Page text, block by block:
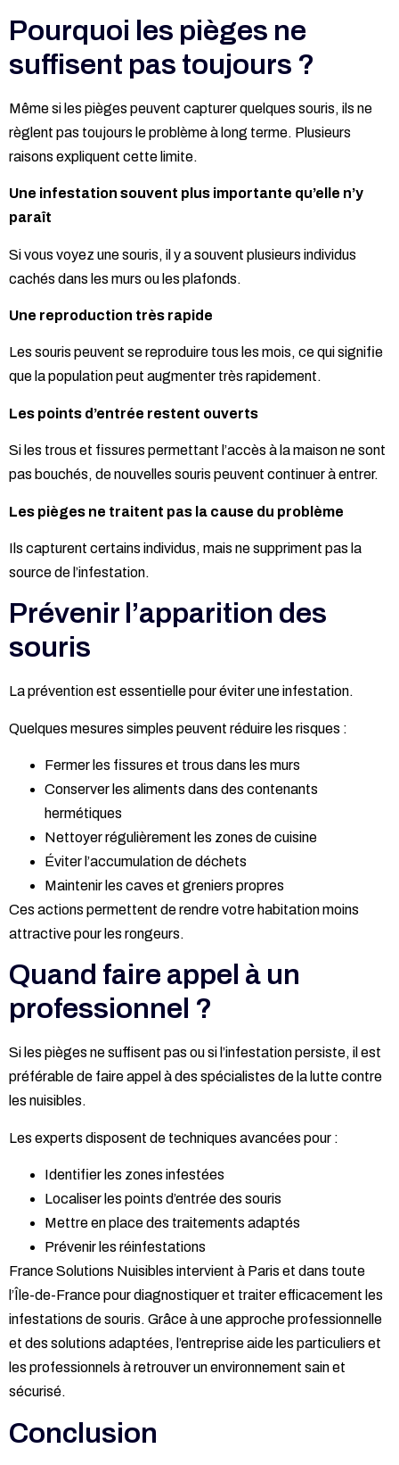
Pourquoi les pièges ne
suffisent pas toujours ?
Même si les pièges peuvent capturer quelques souris, ils ne
règlent pas toujours le problème à long terme. Plusieurs
raisons expliquent cette limite.
Une infestation souvent plus importante qu’elle n’y
paraît
Si vous voyez une souris, il y a souvent plusieurs individus
cachés dans les murs ou les plafonds.
Une reproduction très rapide
Les souris peuvent se reproduire tous les mois, ce qui signifie
que la population peut augmenter très rapidement.
Les points d’entrée restent ouverts
Si les trous et fissures permettant l’accès à la maison ne sont
pas bouchés, de nouvelles souris peuvent continuer à entrer.
Les pièges ne traitent pas la cause du problème
Ils capturent certains individus, mais ne suppriment pas la
source de l’infestation.
Prévenir l’apparition des
souris
La prévention est essentielle pour éviter une infestation.
Quelques mesures simples peuvent réduire les risques :
Fermer les fissures et trous dans les murs
Conserver les aliments dans des contenants
hermétiques
Nettoyer régulièrement les zones de cuisine
Éviter l’accumulation de déchets
Maintenir les caves et greniers propres
Ces actions permettent de rendre votre habitation moins
attractive pour les rongeurs.
Quand faire appel à un
professionnel ?
Si les pièges ne suffisent pas ou si l’infestation persiste, il est
préférable de faire appel à des spécialistes de la lutte contre
les nuisibles.
Les experts disposent de techniques avancées pour :
Identifier les zones infestées
Localiser les points d’entrée des souris
Mettre en place des traitements adaptés
Prévenir les réinfestations
France Solutions Nuisibles intervient à Paris et dans toute
l’Île-de-France pour diagnostiquer et traiter efficacement les
infestations de souris. Grâce à une approche professionnelle
et des solutions adaptées, l’entreprise aide les particuliers et
les professionnels à retrouver un environnement sain et
sécurisé.
Conclusion